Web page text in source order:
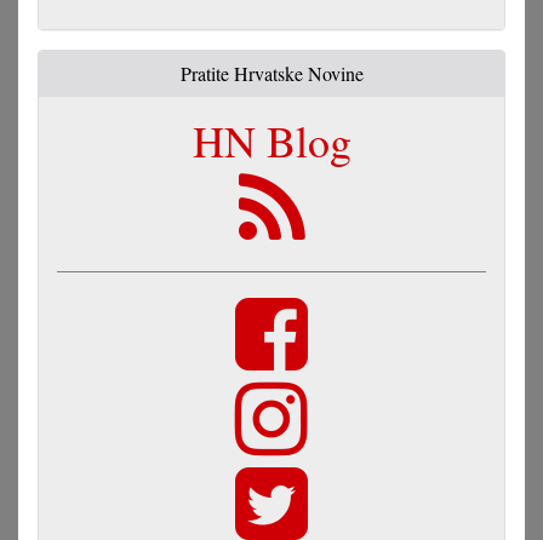
Pratite Hrvatske Novine
HN Blog